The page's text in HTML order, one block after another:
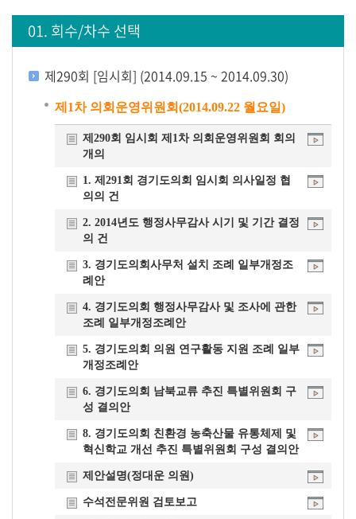
생
방
송
보
기
01. 회수/차수 선택
제290회 [임시회] (2014.09.15 ~ 2014.09.30)
제1차 의회운영위원회(2014.09.22 월요일)
제290회 임시회 제1차 의회운영위원회 회의
개의
1. 제291회 경기도의회 임시회 의사일정 협
의의 건
2. 2014년도 행정사무감사 시기 및 기간 결정
의 건
3. 경기도의회사무처 설치 조례 일부개정조
례안
4. 경기도의회 행정사무감사 및 조사에 관한
조례 일부개정조례안
5. 경기도의회 의원 연구활동 지원 조례 일부
개정조례안
6. 경기도의회 남북교류 추진 특별위원회 구
성 결의안
8. 경기도의회 친환경 농축산물 유통체제 및
혁신학교 개선 추진 특별위원회 구성 결의안
제안설명(정대운 의원)
수석전문위원 검토보고